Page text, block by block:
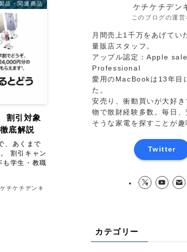
品・関連商品
割引対象
底解説
、あくまで
割引キャン
学生・教職
ケチケチデンキ
ケチケチデン
このブログの運営
月間売上1千万をあげてい
量販店スタッフ。
アップル認定：Apple
Professional
愛用のMacBookは13年目
た。
安売り、衝動買いが大好き
物で散財経験多数。毎日、
そうな家電を探すことが趣
Twitter
カテゴリー